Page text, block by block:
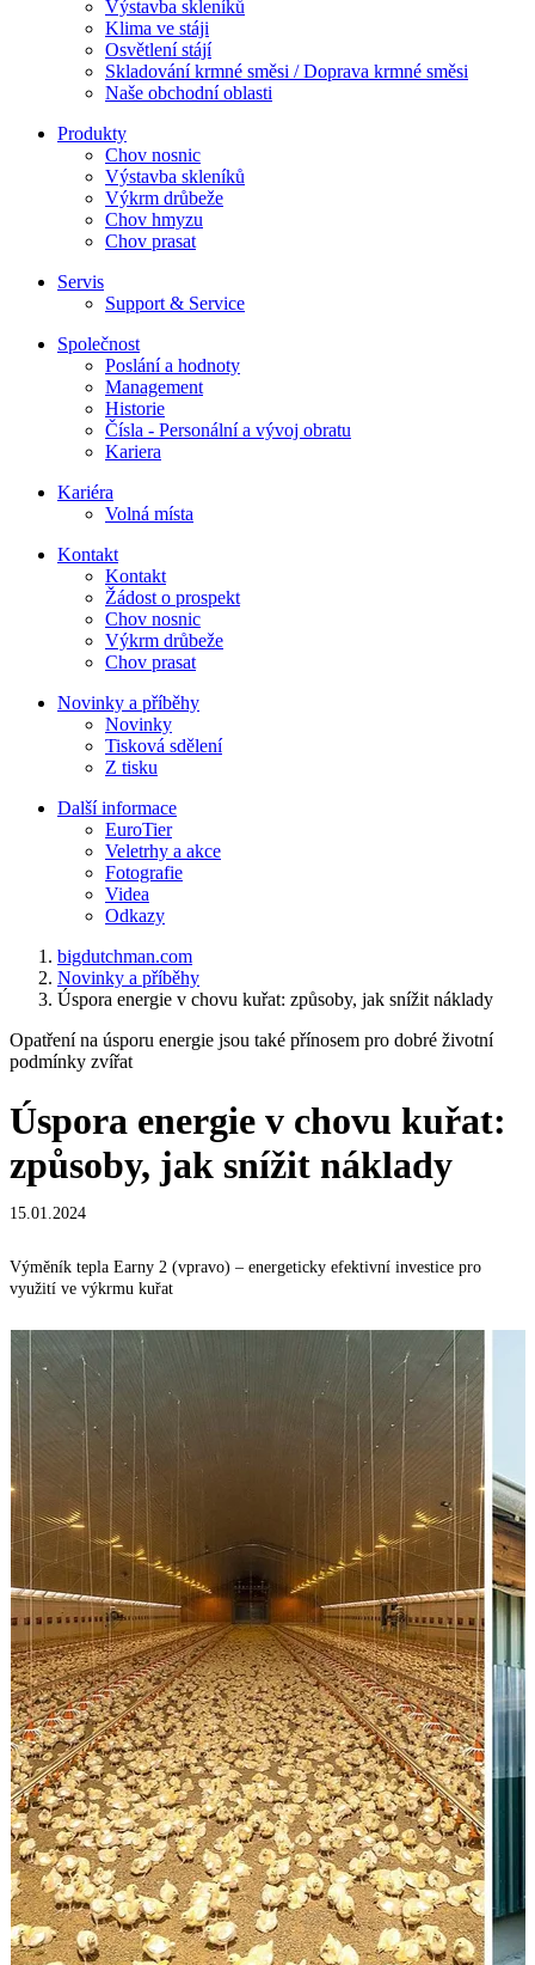
Výstavba skleníků
Klima ve stáji
Osvětlení stájí
Skladování krmné směsi / Doprava krmné směsi
Naše obchodní oblasti
Produkty
Chov nosnic
Výstavba skleníků
Výkrm drůbeže
Chov hmyzu
Chov prasat
Servis
Support & Service
Společnost
Poslání a hodnoty
Management
Historie
Čísla - Personální a vývoj obratu
Kariera
Kariéra
Volná místa
Kontakt
Kontakt
Žádost o prospekt
Chov nosnic
Výkrm drůbeže
Chov prasat
Novinky a příběhy
Novinky
Tisková sdělení
Z tisku
Další informace
EuroTier
Veletrhy a akce
Fotografie
Videa
Odkazy
bigdutchman.com
Novinky a příběhy
Úspora energie v chovu kuřat: způsoby, jak snížit náklady
Opatření na úsporu energie jsou také přínosem pro dobré životní
podmínky zvířat
Úspora energie v chovu kuřat:
způsoby, jak snížit náklady
15.01.2024
Výměník tepla Earny 2 (vpravo) – energeticky efektivní investice pro
využití ve výkrmu kuřat